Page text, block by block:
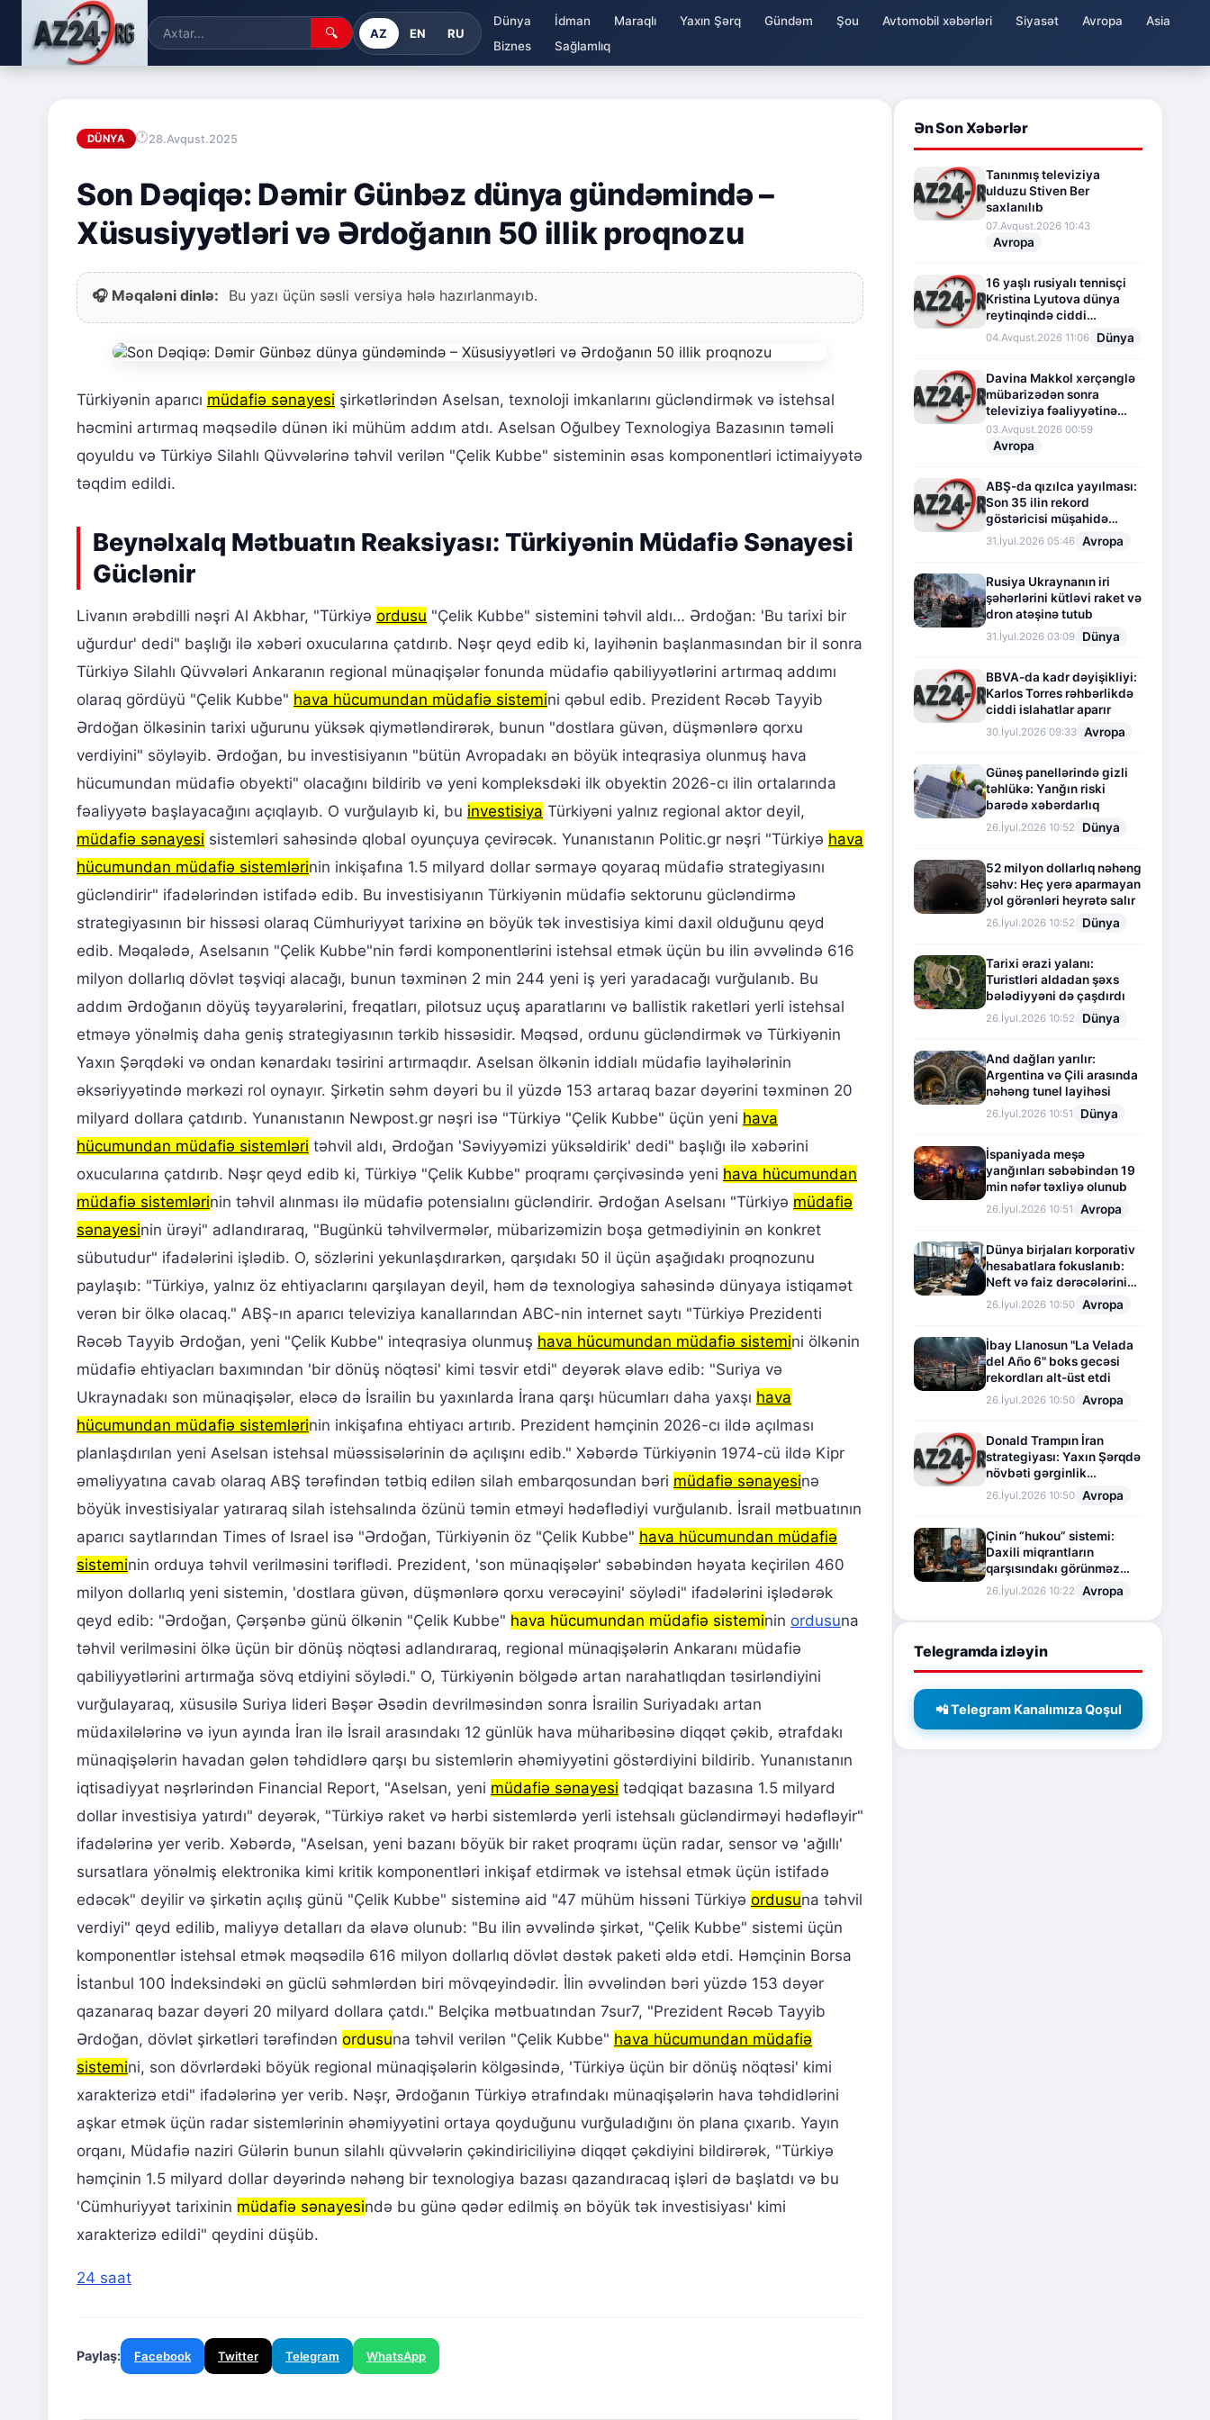
🔍 AZ EN RU
Dünya İdman Maraqlı Yaxın Şərq Gündəm Şou Avtomobil xəbərləri Siyasət Avropa
Asia
Biznes
Sağlamlıq
DÜNYA 28.Avqust.2025
Son Dəqiqə: Dəmir Günbəz dünya gündəmində –
Xüsusiyyətləri və Ərdoğanın 50 illik proqnozu
🎧 Məqaləni dinlə: Bu yazı üçün səsli versiya hələ hazırlanmayıb.
Türkiyənin aparıcı müdafiə sənayesi şirkətlərindən Aselsan, texnoloji imkanlarını gücləndirmək və istehsal
həcmini artırmaq məqsədilə dünən iki mühüm addım atdı. Aselsan Oğulbey Texnologiya Bazasının təməli
qoyuldu və Türkiyə Silahlı Qüvvələrinə təhvil verilən "Çelik Kubbe" sisteminin əsas komponentləri ictimaiyyətə
təqdim edildi.
Beynəlxalq Mətbuatın Reaksiyası: Türkiyənin Müdafiə Sənayesi
Güclənir
Livanın ərəbdilli nəşri Al Akbhar, "Türkiyə ordusu "Çelik Kubbe" sistemini təhvil aldı… Ərdoğan: 'Bu tarixi bir
uğurdur' dedi" başlığı ilə xəbəri oxucularına çatdırıb. Nəşr qeyd edib ki, layihənin başlanmasından bir il sonra
Türkiyə Silahlı Qüvvələri Ankaranın regional münaqişələr fonunda müdafiə qabiliyyətlərini artırmaq addımı
olaraq gördüyü "Çelik Kubbe" hava hücumundan müdafiə sistemini qəbul edib. Prezident Rəcəb Tayyib
Ərdoğan ölkəsinin tarixi uğurunu yüksək qiymətləndirərək, bunun "dostlara güvən, düşmənlərə qorxu
verdiyini" söyləyib. Ərdoğan, bu investisiyanın "bütün Avropadakı ən böyük inteqrasiya olunmuş hava
hücumundan müdafiə obyekti" olacağını bildirib və yeni kompleksdəki ilk obyektin 2026-cı ilin ortalarında
fəaliyyətə başlayacağını açıqlayıb. O vurğulayıb ki, bu investisiya Türkiyəni yalnız regional aktor deyil,
müdafiə sənayesi sistemləri sahəsində qlobal oyunçuya çevirəcək. Yunanıstanın Politic.gr nəşri "Türkiyə hava
hücumundan müdafiə sistemlərinin inkişafına 1.5 milyard dollar sərmayə qoyaraq müdafiə strategiyasını
gücləndirir" ifadələrindən istifadə edib. Bu investisiyanın Türkiyənin müdafiə sektorunu gücləndirmə
strategiyasının bir hissəsi olaraq Cümhuriyyət tarixinə ən böyük tək investisiya kimi daxil olduğunu qeyd
edib. Məqalədə, Aselsanın "Çelik Kubbe"nin fərdi komponentlərini istehsal etmək üçün bu ilin əvvəlində 616
milyon dollarlıq dövlət təşviqi alacağı, bunun təxminən 2 min 244 yeni iş yeri yaradacağı vurğulanıb. Bu
addım Ərdoğanın döyüş təyyarələrini, freqatları, pilotsuz uçuş aparatlarını və ballistik raketləri yerli istehsal
etməyə yönəlmiş daha geniş strategiyasının tərkib hissəsidir. Məqsəd, ordunu gücləndirmək və Türkiyənin
Yaxın Şərqdəki və ondan kənardakı təsirini artırmaqdır. Aselsan ölkənin iddialı müdafiə layihələrinin
əksəriyyətində mərkəzi rol oynayır. Şirkətin səhm dəyəri bu il yüzdə 153 artaraq bazar dəyərini təxminən 20
milyard dollara çatdırıb. Yunanıstanın Newpost.gr nəşri isə "Türkiyə "Çelik Kubbe" üçün yeni hava
hücumundan müdafiə sistemləri təhvil aldı, Ərdoğan 'Səviyyəmizi yüksəldirik' dedi" başlığı ilə xəbərini
oxucularına çatdırıb. Nəşr qeyd edib ki, Türkiyə "Çelik Kubbe" proqramı çərçivəsində yeni hava hücumundan
müdafiə sistemlərinin təhvil alınması ilə müdafiə potensialını gücləndirir. Ərdoğan Aselsanı "Türkiyə müdafiə
sənayesinin ürəyi" adlandıraraq, "Bugünkü təhvilvermələr, mübarizəmizin boşa getmədiyinin ən konkret
sübutudur" ifadələrini işlədib. O, sözlərini yekunlaşdırarkən, qarşıdakı 50 il üçün aşağıdakı proqnozunu
paylaşıb: "Türkiyə, yalnız öz ehtiyaclarını qarşılayan deyil, həm də texnologiya sahəsində dünyaya istiqamət
verən bir ölkə olacaq." ABŞ-ın aparıcı televiziya kanallarından ABC-nin internet saytı "Türkiyə Prezidenti
Rəcəb Tayyib Ərdoğan, yeni "Çelik Kubbe" inteqrasiya olunmuş hava hücumundan müdafiə sistemini ölkənin
müdafiə ehtiyacları baxımından 'bir dönüş nöqtəsi' kimi təsvir etdi" deyərək əlavə edib: "Suriya və
Ukraynadakı son münaqişələr, eləcə də İsrailin bu yaxınlarda İrana qarşı hücumları daha yaxşı hava
hücumundan müdafiə sistemlərinin inkişafına ehtiyacı artırıb. Prezident həmçinin 2026-cı ildə açılması
planlaşdırılan yeni Aselsan istehsal müəssisələrinin də açılışını edib." Xəbərdə Türkiyənin 1974-cü ildə Kipr
əməliyyatına cavab olaraq ABŞ tərəfindən tətbiq edilən silah embarqosundan bəri müdafiə sənayesinə
böyük investisiyalar yatıraraq silah istehsalında özünü təmin etməyi hədəflədiyi vurğulanıb. İsrail mətbuatının
aparıcı saytlarından Times of Israel isə "Ərdoğan, Türkiyənin öz "Çelik Kubbe" hava hücumundan müdafiə
sisteminin orduya təhvil verilməsini təriflədi. Prezident, 'son münaqişələr' səbəbindən həyata keçirilən 460
milyon dollarlıq yeni sistemin, 'dostlara güvən, düşmənlərə qorxu verəcəyini' söylədi" ifadələrini işlədərək
qeyd edib: "Ərdoğan, Çərşənbə günü ölkənin "Çelik Kubbe" hava hücumundan müdafiə sisteminin ordusuna
təhvil verilməsini ölkə üçün bir dönüş nöqtəsi adlandıraraq, regional münaqişələrin Ankaranı müdafiə
qabiliyyətlərini artırmağa sövq etdiyini söylədi." O, Türkiyənin bölgədə artan narahatlıqdan təsirləndiyini
vurğulayaraq, xüsusilə Suriya lideri Bəşər Əsədin devrilməsindən sonra İsrailin Suriyadakı artan
müdaxilələrinə və iyun ayında İran ilə İsrail arasındakı 12 günlük hava müharibəsinə diqqət çəkib, ətrafdakı
münaqişələrin havadan gələn təhdidlərə qarşı bu sistemlərin əhəmiyyətini göstərdiyini bildirib. Yunanıstanın
iqtisadiyyat nəşrlərindən Financial Report, "Aselsan, yeni müdafiə sənayesi tədqiqat bazasına 1.5 milyard
dollar investisiya yatırdı" deyərək, "Türkiyə raket və hərbi sistemlərdə yerli istehsalı gücləndirməyi hədəfləyir"
ifadələrinə yer verib. Xəbərdə, "Aselsan, yeni bazanı böyük bir raket proqramı üçün radar, sensor və 'ağıllı'
sursatlara yönəlmiş elektronika kimi kritik komponentləri inkişaf etdirmək və istehsal etmək üçün istifadə
edəcək" deyilir və şirkətin açılış günü "Çelik Kubbe" sisteminə aid "47 mühüm hissəni Türkiyə ordusuna təhvil
verdiyi" qeyd edilib, maliyyə detalları da əlavə olunub: "Bu ilin əvvəlində şirkət, "Çelik Kubbe" sistemi üçün
komponentlər istehsal etmək məqsədilə 616 milyon dollarlıq dövlət dəstək paketi əldə etdi. Həmçinin Borsa
İstanbul 100 İndeksindəki ən güclü səhmlərdən biri mövqeyindədir. İlin əvvəlindən bəri yüzdə 153 dəyər
qazanaraq bazar dəyəri 20 milyard dollara çatdı." Belçika mətbuatından 7sur7, "Prezident Rəcəb Tayyib
Ərdoğan, dövlət şirkətləri tərəfindən ordusuna təhvil verilən "Çelik Kubbe" hava hücumundan müdafiə
sistemini, son dövrlərdəki böyük regional münaqişələrin kölgəsində, 'Türkiyə üçün bir dönüş nöqtəsi' kimi
xarakterizə etdi" ifadələrinə yer verib. Nəşr, Ərdoğanın Türkiyə ətrafındakı münaqişələrin hava təhdidlərini
aşkar etmək üçün radar sistemlərinin əhəmiyyətini ortaya qoyduğunu vurğuladığını ön plana çıxarıb. Yayın
orqanı, Müdafiə naziri Gülərin bunun silahlı qüvvələrin çəkindiriciliyinə diqqət çəkdiyini bildirərək, "Türkiyə
həmçinin 1.5 milyard dollar dəyərində nəhəng bir texnologiya bazası qazandıracaq işləri də başlatdı və bu
'Cümhuriyyət tarixinin müdafiə sənayesində bu günə qədər edilmiş ən böyük tək investisiyası' kimi
xarakterizə edildi" qeydini düşüb.
24 saat
Paylaş: Facebook Twitter Telegram WhatsApp
Ən Son Xəbərlər
Tanınmış televiziya
ulduzu Stiven Ber
saxlanılıb
07.Avqust.2026 10:43
Avropa
16 yaşlı rusiyalı tennisçi
Kristina Lyutova dünya
reytinqində ciddi
irəliləyişə imza atdı
04.Avqust.2026 11:06 Dünya
Davina Makkol xərçənglə
mübarizədən sonra
televiziya fəaliyyətinə
fasilə verir
03.Avqust.2026 00:59
Avropa
ABŞ-da qızılca yayılması:
Son 35 ilin rekord
göstəricisi müşahidə
olunur
31.İyul.2026 05:46 Avropa
Rusiya Ukraynanın iri
şəhərlərini kütləvi raket və
dron atəşinə tutub
31.İyul.2026 03:09 Dünya
BBVA-da kadr dəyişikliyi:
Karlos Torres rəhbərlikdə
ciddi islahatlar aparır
30.İyul.2026 09:33 Avropa
Günəş panellərində gizli
təhlükə: Yanğın riski
barədə xəbərdarlıq
26.İyul.2026 10:52 Dünya
52 milyon dollarlıq nəhəng
səhv: Heç yerə aparmayan
yol görənləri heyrətə salır
26.İyul.2026 10:52 Dünya
Tarixi ərazi yalanı:
Turistləri aldadan şəxs
bələdiyyəni də çaşdırdı
26.İyul.2026 10:52 Dünya
And dağları yarılır:
Argentina və Çili arasında
nəhəng tunel layihəsi
26.İyul.2026 10:51 Dünya
İspaniyada meşə
yanğınları səbəbindən 19
min nəfər təxliyə olunub
26.İyul.2026 10:51 Avropa
Dünya birjaları korporativ
hesabatlara fokuslanıb:
Neft və faiz dərəcələrinin
təsiri altında cari vəziyyət
26.İyul.2026 10:50 Avropa
İbay Llanosun "La Velada
del Año 6" boks gecəsi
rekordları alt-üst etdi
26.İyul.2026 10:50 Avropa
Donald Trampın İran
strategiyası: Yaxın Şərqdə
növbəti gərginlik
mərhələsi
26.İyul.2026 10:50 Avropa
Çinin “hukou” sistemi:
Daxili miqrantların
qarşısındakı görünməz
sədd
26.İyul.2026 10:22 Avropa
Telegramda izləyin
📲 Telegram Kanalımıza Qoşul